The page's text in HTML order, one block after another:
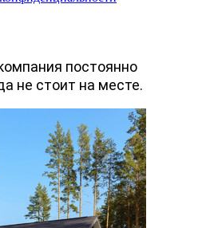
постоянно
не стоит на месте.